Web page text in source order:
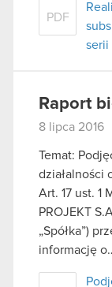
PDF
serii
Raport
8 lipca 2016
Temat:
działalności
Art. 17 ust. 1
PROJEKT
„Spółka”)
informację